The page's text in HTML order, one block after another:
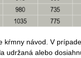
kŕmny návod. V
udržaná alebo